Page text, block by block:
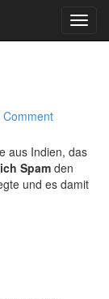
Comment
aus Indien, das
Spam den
und es damit